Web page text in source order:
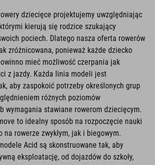
dziecięce projektujemy uwzględniając
kierują się rodzice szukający
pociech. Dlatego nasza oferta rowerów
zróżnicowana, ponieważ każde dziecko
mieć możliwość czerpania jak
z jazdy. Każda linia modeli jest
aby zaspokoić potrzeby określonych grup
różnych poziomów
wymagania stawiane rowerom dziecięcym.
to idealny sposób na rozpoczęcie nauki
na rowerze zwykłym, jak i biegowym.
Acid są skonstruowane tak, aby
eksploatację, od dojazdów do szkoły,